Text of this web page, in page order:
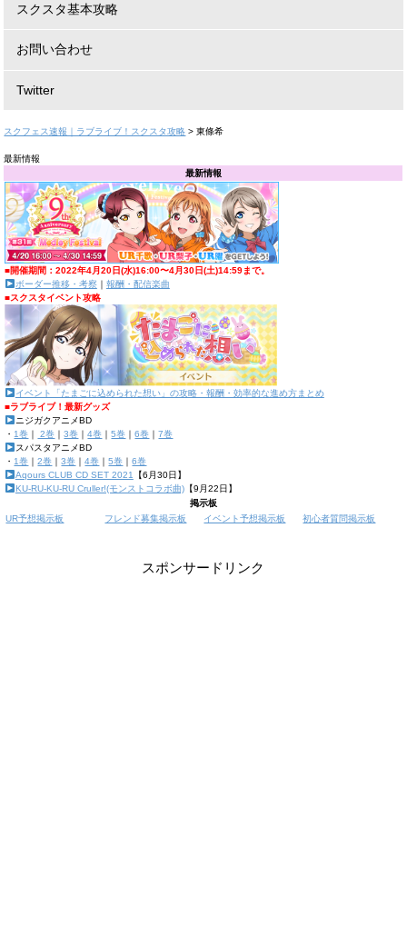
スクスタ基本攻略
お問い合わせ
Twitter
スクフェス速報｜ラブライブ！スクスタ攻略 >東條希
最新情報
最新情報
■開催期間：2022年4月20日(水)16:00〜4月30日(土)14:59まで。
ボーダー推移・考察｜ 報酬・配信楽曲
■スクスタイベント攻略
イベント「たまごに込められた想い」の攻略・報酬・効率的な進め方まとめ
■ラブライブ！最新グッズ
ニジガクアニメBD
・ 1巻 ｜ 2巻 ｜3巻 ｜4巻 ｜5巻 ｜6巻 ｜7巻
スパスタアニメBD
・ 1巻 ｜2巻 ｜3巻 ｜4巻 ｜5巻 ｜6巻
Aqours CLUB CD SET 2021
【6月30日】
KU-RU-KU-RU Cruller!(モンストコラボ曲)【9月22日】
掲示板
UR予想掲示板
フレンド募集掲示板 イベント予想掲示板 初心者質問掲示板
スポンサードリンク